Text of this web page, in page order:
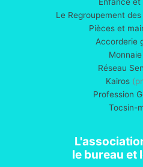
Le Regroupement
Pièces et
Accorderie
Réseau
Kairos
Profession
Tocsin-
le bureau et